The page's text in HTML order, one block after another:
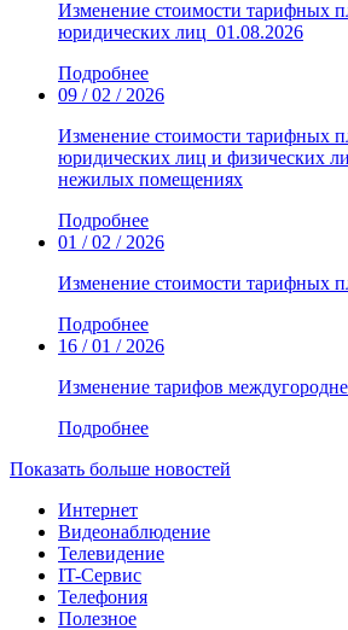
Изменение стоимости тарифных
юридических лиц_01.08.2026
Подробнее
09 / 02 / 2026
Изменение стоимости тарифных
юридических лиц и физических
нежилых помещениях
Подробнее
01 / 02 / 2026
Изменение стоимости тарифных
Подробнее
16 / 01 / 2026
Изменение тарифов
Подробнее
Показать больше новостей
Интернет
Видеонаблюдение
Телевидение
IT-Сервис
Телефония
Полезное